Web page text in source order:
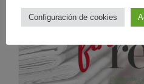
Configuración de cookies